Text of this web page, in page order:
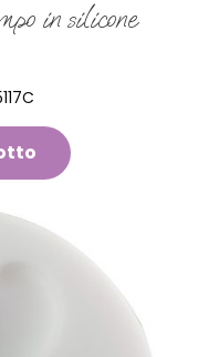
in silicone